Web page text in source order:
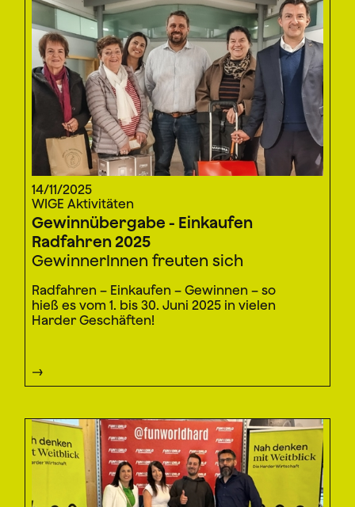
14/11/2025
WIGE Aktivitäten
Gewinnübergabe - Einkaufen
Radfahren 2025
GewinnerInnen freuten sich
Radfahren – Einkaufen – Gewinnen – so
hieß es vom 1. bis 30. Juni 2025 in vielen
Harder Geschäften!